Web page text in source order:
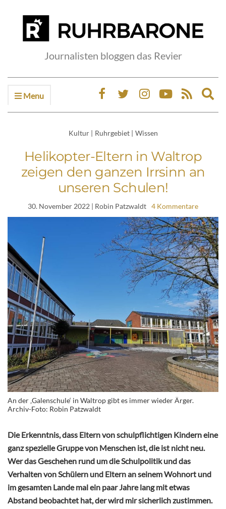
Journalisten bloggen das Revier
Menu
Kultur | Ruhrgebiet | Wissen
Helikopter-Eltern in Waltrop
zeigen den ganzen Irrsinn an
unseren Schulen!
30. November 2022 | Robin Patzwaldt 4 Kommentare
An der ‚Galenschule‘ in Waltrop gibt es immer wieder Ärger.
Archiv-Foto: Robin Patzwaldt
Die Erkenntnis, dass Eltern von schulpflichtigen Kindern eine
ganz spezielle Gruppe von Menschen ist, die ist nicht neu.
Wer das Geschehen rund um die Schulpolitik und das
Verhalten von Schülern und Eltern an seinem Wohnort und
im gesamten Lande mal ein paar Jahre lang mit etwas
Abstand beobachtet hat, der wird mir sicherlich zustimmen.